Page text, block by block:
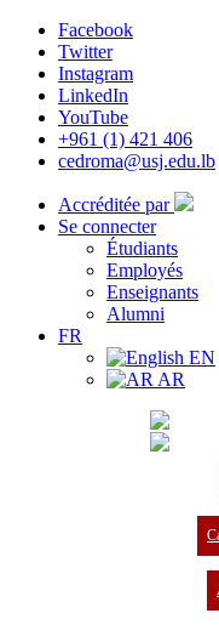
Facebook
Twitter
Instagram
LinkedIn
YouTube
+961 (1) 421 406
cedroma@usj.edu.lb
Accréditée par
Se connecter
Étudiants
Employés
Enseignants
Alumni
FR
EN
AR